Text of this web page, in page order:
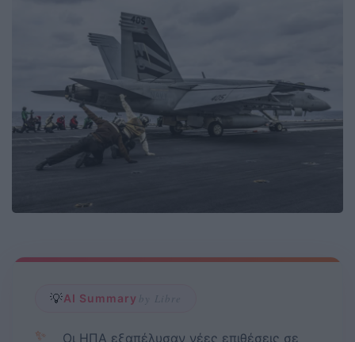
💡AI Summary by Libre
✨
Οι ΗΠΑ εξαπέλυσαν νέες επιθέσεις σε